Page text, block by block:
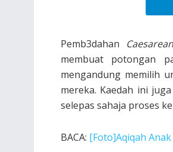
Pemb3dahan Caesarean
membuat potongan
mengandung memilih
mereka. Kaedah ini
selepas sahaja proses
BACA: [Foto]Aqiqah